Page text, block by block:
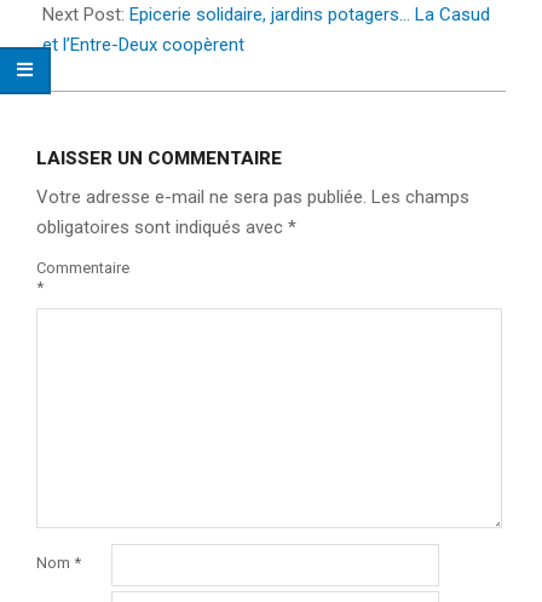
01
Next Post: Epicerie solidaire, jardins potagers… La Casud
et l’Entre-Deux coopèrent
LAISSER UN COMMENTAIRE
Votre adresse e-mail ne sera pas publiée. Les champs
obligatoires sont indiqués avec *
Commentaire
*
Nom *